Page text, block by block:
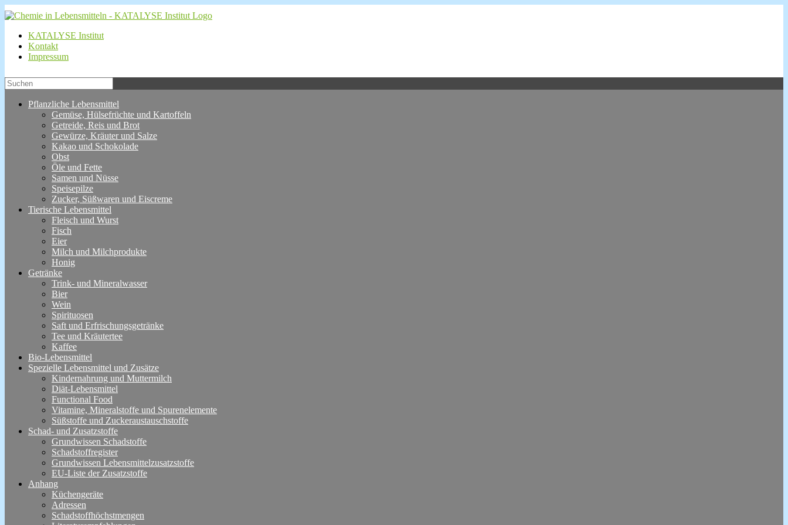
KATALYSE Institut
Kontakt
Impressum
Pflanzliche Lebensmittel
Gemüse, Hülsefrüchte und Kartoffeln
Getreide, Reis und Brot
Gewürze, Kräuter und Salze
Kakao und Schokolade
Obst
Öle und Fette
Samen und Nüsse
Speisepilze
Zucker, Süßwaren und Eiscreme
Tierische Lebensmittel
Fleisch und Wurst
Fisch
Eier
Milch und Milchprodukte
Honig
Getränke
Trink- und Mineralwasser
Bier
Wein
Spirituosen
Saft und Erfrischungsgetränke
Tee und Kräutertee
Kaffee
Bio-Lebensmittel
Spezielle Lebensmittel und Zusätze
Kindernahrung und Muttermilch
Diät-Lebensmittel
Functional Food
Vitamine, Mineralstoffe und Spurenelemente
Süßstoffe und Zuckeraustauschstoffe
Schad- und Zusatzstoffe
Grundwissen Schadstoffe
Schadstoffregister
Grundwissen Lebensmittelzusatzstoffe
EU-Liste der Zusatzstoffe
Anhang
Küchengeräte
Adressen
Schadstoffhöchstmengen